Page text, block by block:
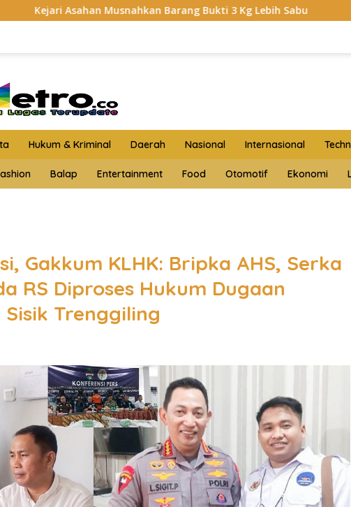
Barang Bukti 3 Kg Lebih Sabu HKTI Asahan
Hukum & Kriminal Daerah Nasional Internasional
Balap Entertainment Food Otomotif Ekonomi
Gakkum KLHK: Bripka AHS, Serka
RS Diproses Hukum Dugaan
Trenggiling